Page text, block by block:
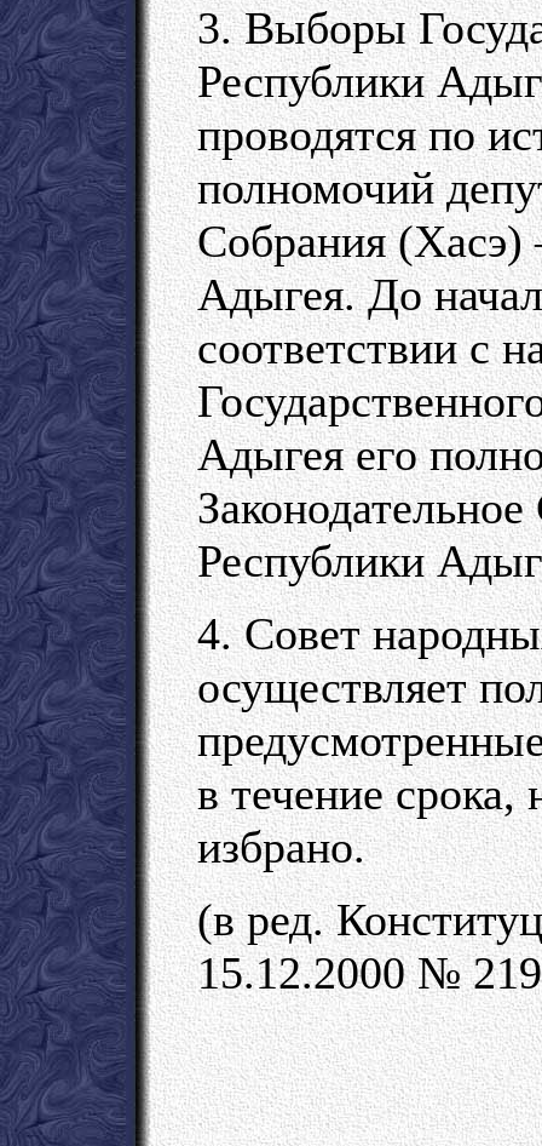
3. Выборы
Республики
проводятся по
полномочий
Собрания (Хасэ)
Адыгея. До
соответствии с
Адыгея его
Республики
4. Совет
осуществляет
в течение
избрано.
(в ред.
15.12.2000 №